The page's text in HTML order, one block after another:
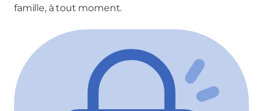
famille, à tout moment.